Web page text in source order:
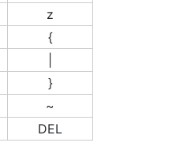
z
{
}
~
DEL